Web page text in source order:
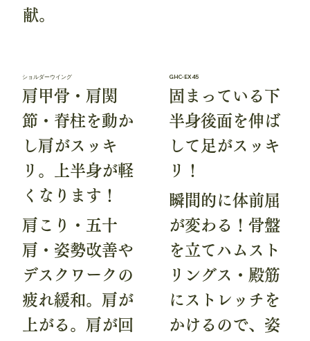
献。
ショルダーウイング
肩甲骨・肩関
節・脊柱を動か
し肩がスッキ
リ。上半身が軽
くなります！
肩こり・五十
肩・姿勢改善や
デスクワークの
疲れ緩和。肩が
上がる。肩が回
GHC-EX45
固まっている下
半身後面を伸ば
して足がスッキ
リ！
瞬間的に体前屈
が変わる！骨盤
を立てハムスト
リングス・殿筋
にストレッチを
かけるので、姿